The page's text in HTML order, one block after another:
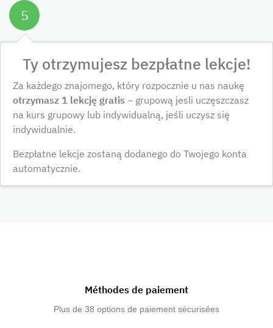
5
Ty otrzymujesz bezpłatne lekcje!
Za każdego znajomego, który rozpocznie u nas naukę
otrzymasz 1 lekcję gratis – grupową jesli uczęszczasz
na kurs grupowy lub indywidualną, jeśli uczysz się
indywidualnie.
Bezpłatne lekcje zostaną dodanego do Twojego konta
automatycznie.
Méthodes de paiement
Plus de 38 options de paiement sécurisées